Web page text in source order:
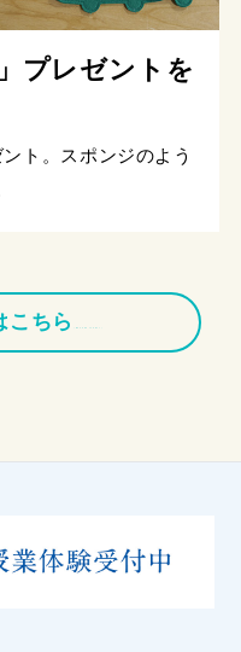
プレゼントを
ト。スポンジのよう
こちら